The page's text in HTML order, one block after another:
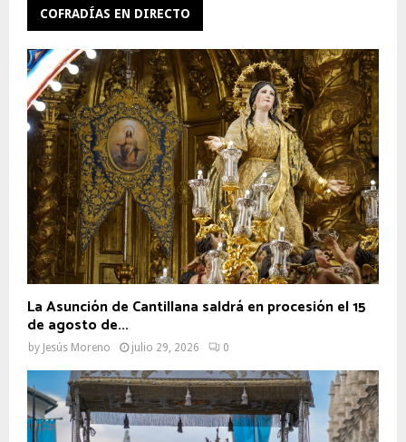
COFRADÍAS EN DIRECTO
La Asunción de Cantillana saldrá en procesión el 15
de agosto de...
by Jesús Moreno julio 29, 2026 0